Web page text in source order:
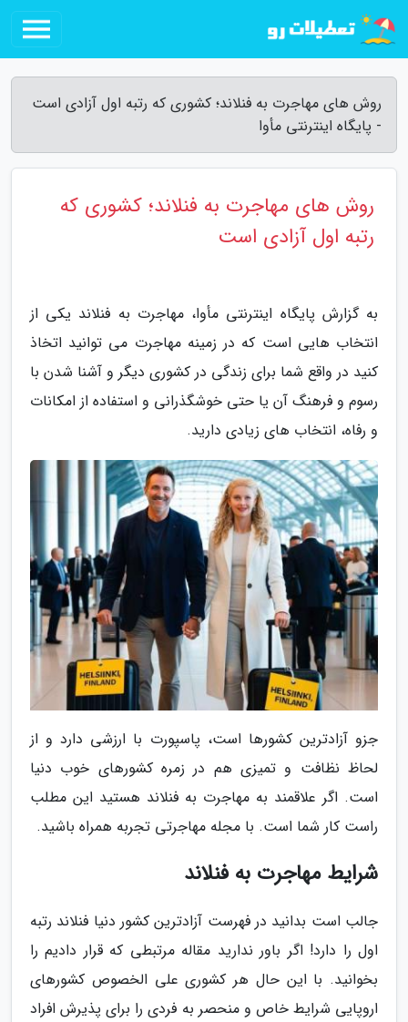
روش های مهاجرت به فنلاند؛ کشوری که رتبه اول آزادی است
- پایگاه اینترنتی مأوا
روش های مهاجرت به فنلاند؛ کشوری که
رتبه اول آزادی است
به گزارش پایگاه اینترنتی مأوا، مهاجرت به فنلاند یکی از
انتخاب هایی است که در زمینه مهاجرت می توانید اتخاذ
کنید در واقع شما برای زندگی در کشوری دیگر و آشنا شدن با
رسوم و فرهنگ آن یا حتی خوشگذرانی و استفاده از امکانات
و رفاه، انتخاب های زیادی دارید.
جزو آزادترین کشورها است، پاسپورت با ارزشی دارد و از
لحاظ نظافت و تمیزی هم در زمره کشورهای خوب دنیا
است. اگر علاقمند به مهاجرت به فنلاند هستید این مطلب
راست کار شما است. با مجله مهاجرتی تجربه همراه باشید.
شرایط مهاجرت به فنلاند
جالب است بدانید در فهرست آزادترین کشور دنیا فنلاند رتبه
اول را دارد! اگر باور ندارید مقاله مرتبطی که قرار دادیم را
بخوانید. با این حال هر کشوری علی الخصوص کشورهای
اروپایی شرایط خاص و منحصر به فردی را برای پذیرش افراد